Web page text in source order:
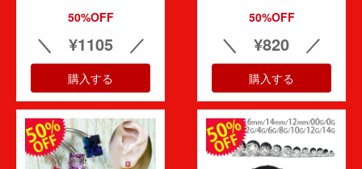
ル ストレートバーベル セ
カンドピアス 医療用 サー
ジカルステンレス かわい
い 金属アレルギー urk
50%OFF
＼ ¥1105 ／
購入する
骨 おしゃれ サージカルス
テンレス 金属アレルギー
対応 バーベル 20ゲージ
耳 トラガス ヘリックス
ストレートバーベル urk
50%OFF
＼ ¥820 ／
購入する
(件)
レビュー点数:
購入者
30代
まるちめんさん
(件)
投稿日：2026-07-
すぐ到着しました！発送が早くて助かります！
5.00
bizyutubizyutuさん
投稿日：2026-07-